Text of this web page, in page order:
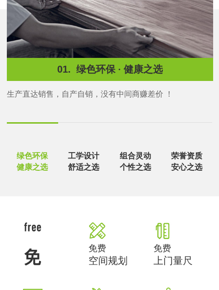
01. 绿色环保 · 健康之选
生产直达销售，自产自销，没有中间商赚差价 ！
绿色环保
健康之选
工学设计
舒适之选
组合灵动
个性之选
荣誉资质
安心之选
免费
空间规划
免费
上门量尺